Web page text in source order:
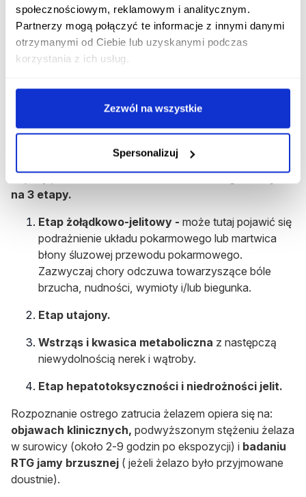
społecznościowym, reklamowym i analitycznym.
Partnerzy mogą połączyć te informacje z innymi danymi
otrzymanymi od Ciebie lub uzyskanymi podczas
korzystania z ich usług.
Zezwól na wszystkie
Spersonalizuj
objawów niepożądanych preparatu powinien
powiadomić o tym jak najszybciej wyspecjalizowany
personel medyczny. Informacje o ewentualnych
działaniach ubocznych są przekazywane do
Działań Produktów Leczniczych Urzędu Rejestracji
Produktów Leczniczych, Wyrobów Medycznych i
Objawy przedawkowania
Objawy przedawkowania żelaza możnarozgraniczyć
na 3 etapy.
Etap żołądkowo-jelitowy - może tutaj pojawić się
podrażnienie układu pokarmowego lub martwica
błony śluzowej przewodu pokarmowego.
Zazwyczaj chory odczuwa towarzyszące bóle
brzucha, nudności, wymioty i/lub biegunka.
Etap utajony.
Wstrząs i kwasica metaboliczna z następczą
niewydolnością nerek i wątroby.
Etap hepatotoksyczności i niedrożności jelit.
Rozpoznanie ostrego zatrucia żelazem opiera się na:
objawach klinicznych, podwyższonym stężeniu żelaza
w surowicy (około 2-9 godzin po ekspozycji) i badaniu
RTG jamy brzusznej ( jeżeli żelazo było przyjmowane
doustnie).